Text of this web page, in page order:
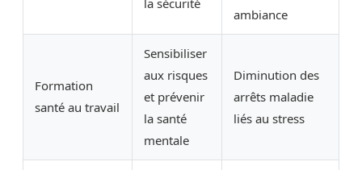
la sécurité
ambiance
Formation
santé au travail
Sensibiliser
aux risques
et prévenir
la santé
mentale
Diminution des
arrêts maladie
liés au stress